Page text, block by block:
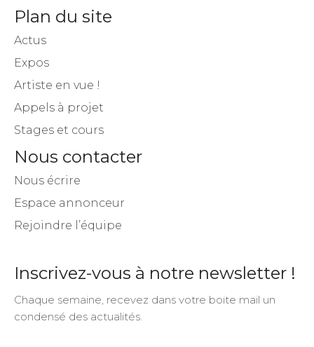
Plan du site
Actus
Expos
Artiste en vue !
Appels à projet
Stages et cours
Nous contacter
Nous écrire
Espace annonceur
Rejoindre l’équipe
Inscrivez-vous à notre newsletter !
Chaque semaine, recevez dans votre boite mail un
condensé des actualités.